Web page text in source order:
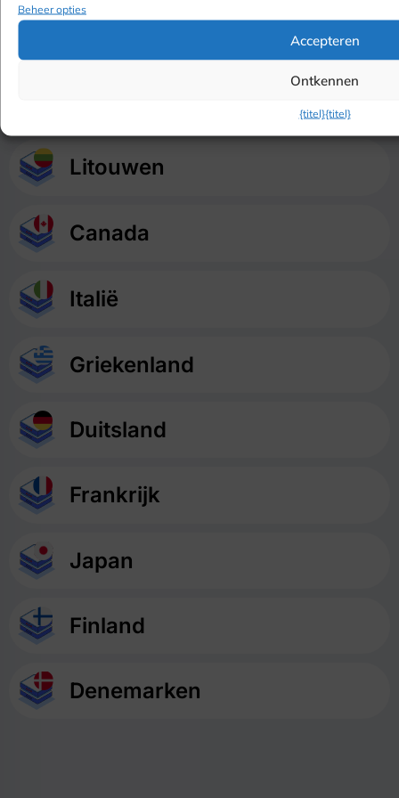
Beheer opties
Accepteren
Ontkennen
{titel}{titel}
Litouwen
Canada
Italië
Griekenland
Duitsland
Frankrijk
Japan
Finland
Denemarken